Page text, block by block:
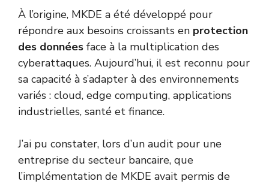
À l’origine, MKDE a été développé pour
répondre aux besoins croissants en protection
des données face à la multiplication des
cyberattaques. Aujourd’hui, il est reconnu pour
sa capacité à s’adapter à des environnements
variés : cloud, edge computing, applications
industrielles, santé et finance.
J’ai pu constater, lors d’un audit pour une
entreprise du secteur bancaire, que
l’implémentation de MKDE avait permis de